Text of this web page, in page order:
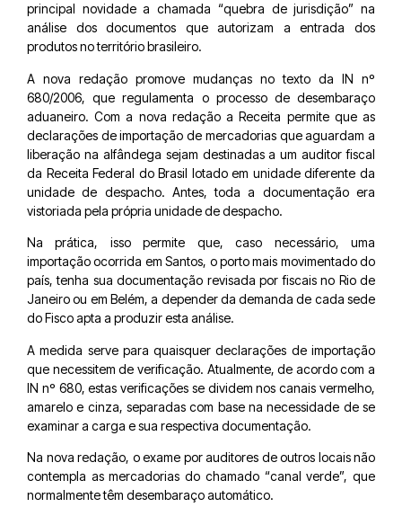
principal novidade a chamada “quebra de jurisdição” na
análise dos documentos que autorizam a entrada dos
produtos no território brasileiro.
A nova redação promove mudanças no texto da IN nº
680/2006, que regulamenta o processo de desembaraço
aduaneiro. Com a nova redação a Receita permite que as
declarações de importação de mercadorias que aguardam a
liberação na alfândega sejam destinadas a um auditor fiscal
da Receita Federal do Brasil lotado em unidade diferente da
unidade de despacho. Antes, toda a documentação era
vistoriada pela própria unidade de despacho.
Na prática, isso permite que, caso necessário, uma
importação ocorrida em Santos, o porto mais movimentado do
país, tenha sua documentação revisada por fiscais no Rio de
Janeiro ou em Belém, a depender da demanda de cada sede
do Fisco apta a produzir esta análise.
A medida serve para quaisquer declarações de importação
que necessitem de verificação. Atualmente, de acordo com a
IN nº 680, estas verificações se dividem nos canais vermelho,
amarelo e cinza, separadas com base na necessidade de se
examinar a carga e sua respectiva documentação.
Na nova redação, o exame por auditores de outros locais não
contempla as mercadorias do chamado “canal verde”, que
normalmente têm desembaraço automático.